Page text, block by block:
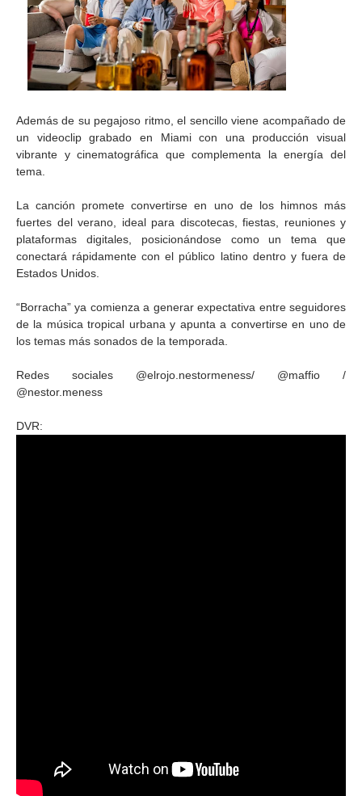
Además de su pegajoso ritmo, el sencillo viene acompañado de
un videoclip grabado en Miami con una producción visual
vibrante y cinematográfica que complementa la energía del
tema.
La canción promete convertirse en uno de los himnos más
fuertes del verano, ideal para discotecas, fiestas, reuniones y
plataformas digitales, posicionándose como un tema que
conectará rápidamente con el público latino dentro y fuera de
Estados Unidos.
“Borracha” ya comienza a generar expectativa entre seguidores
de la música tropical urbana y apunta a convertirse en uno de
los temas más sonados de la temporada.
Redes sociales @elrojo.nestormeness/ @maffio /
@nestor.meness
DVR: